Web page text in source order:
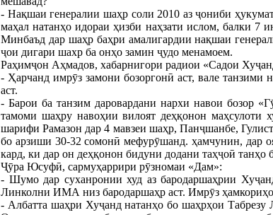
- Нақшаи генералии шаҳр соли 2010 аз ҷониби
маҳал натанҳо идораи ҳизби наҳзати ислом, балки 7
Минбаъд дар шаҳр баҳри амалигардии нақшаи
ҷои дигари шахр ба онҳо замин ҷудо менамоем.
Раҳимҷон Аҳмадов, хабарнигори радиои «Садои
- Ҳарчанд имрӯз замони бозоргонӣ аст, вале танзими
аст.
- Барои ба танзим даровардани нархи навои бозор
тамоми шаҳру навоҳии вилоят деҳқонон
шарифи Рамазон дар 4 мавзеи шаҳр, Панҷшанбе,
бо арзиши 30-32 сомонӣ мефурӯшанд. ҳамчунин, дар
кард, ки дар он деҳқонон бидуни додани таҳҷоӣ танҳо
Ҷӯра Юсуфӣ, сармуҳаррири рӯзномаи «Дам»:
- Шумо дар суханронии худ аз бародаршаҳрии
Линколни ИМА низ бародаршаҳр аст. Имрӯз
- Албатта шаҳри Хуҷанд натанҳо бо шаҳрҳои